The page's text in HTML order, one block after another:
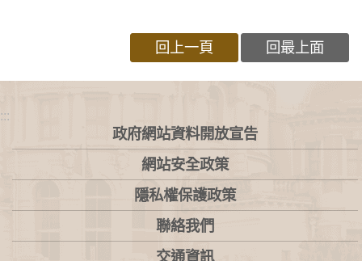
回上一頁 回最上面
:::
政府網站資料開放宣告
網站安全政策
隱私權保護政策
聯絡我們
交通資訊